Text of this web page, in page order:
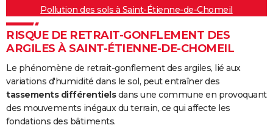
Pollution des sols à Saint-Étienne-de-Chomeil
RISQUE DE RETRAIT-GONFLEMENT DES
ARGILES À SAINT-ÉTIENNE-DE-CHOMEIL
Le phénomène de retrait-gonflement des argiles, lié aux
variations d'humidité dans le sol, peut entraîner des
tassements différentielsdans une commune en provoquant
des mouvements inégaux du terrain, ce qui affecte les
fondations des bâtiments.